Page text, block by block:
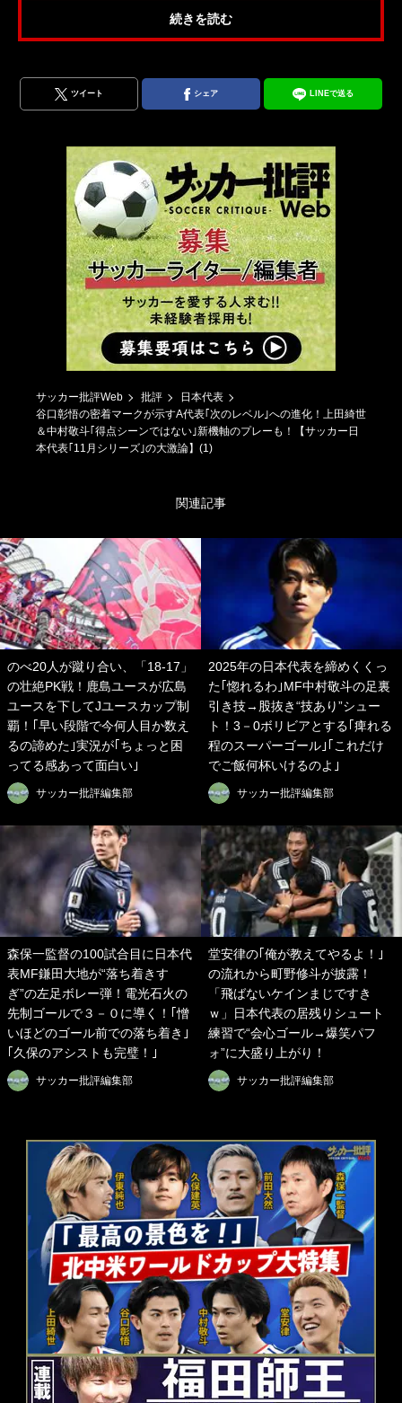
続きを読む
ツイート シェア LINEで送る
サッカー批評Web 批評
日本代表
谷口彰悟の密着マークが示すA代表｢次のレベル｣への進化！上田綺世
＆中村敬斗｢得点シーンではない｣新機軸のプレーも！【サッカー日
本代表｢11月シリーズ｣の大激論】(1)
関連記事
のべ20人が蹴り合い、「18-17」
の壮絶PK戦！鹿島ユースが広島
ユースを下してJユースカップ制
覇！｢早い段階で今何人目か数え
るの諦めた｣実況が｢ちょっと困
ってる感あって面白い｣
サッカー批評編集部
2025年の日本代表を締めくくっ
た｢惚れるわ｣MF中村敬斗の足裏
引き技→股抜き“技あり”シュー
ト！3－0ボリビアとする｢痺れる
程のスーパーゴール｣｢これだけ
でご飯何杯いけるのよ｣
サッカー批評編集部
森保一監督の100試合目に日本代
表MF鎌田大地が“落ち着きす
ぎ”の左足ボレー弾！電光石火の
先制ゴールで３－０に導く！｢憎
いほどのゴール前での落ち着き｣
｢久保のアシストも完璧！｣
サッカー批評編集部
堂安律の｢俺が教えてやるよ！｣
の流れから町野修斗が披露！
「飛ばないケインまじですき
ｗ」日本代表の居残りシュート
練習で“会心ゴール→爆笑パフ
ォ”に大盛り上がり！
サッカー批評編集部